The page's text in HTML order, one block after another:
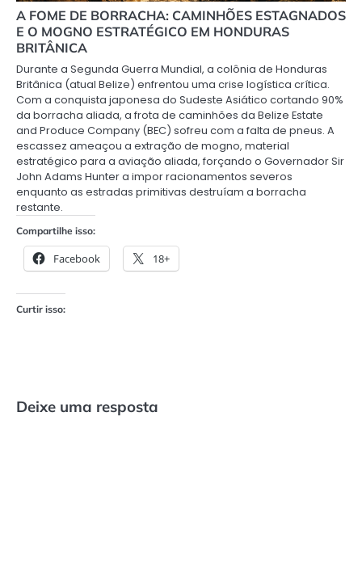
A FOME DE BORRACHA: CAMINHÕES ESTAGNADOS
E O MOGNO ESTRATÉGICO EM HONDURAS
BRITÂNICA
Durante a Segunda Guerra Mundial, a colônia de Honduras
Britânica (atual Belize) enfrentou uma crise logística crítica.
Com a conquista japonesa do Sudeste Asiático cortando 90%
da borracha aliada, a frota de caminhões da Belize Estate
and Produce Company (BEC) sofreu com a falta de pneus. A
escassez ameaçou a extração de mogno, material
estratégico para a aviação aliada, forçando o Governador Sir
John Adams Hunter a impor racionamentos severos
enquanto as estradas primitivas destruíam a borracha
restante.
Compartilhe isso:
Facebook 18+
Curtir isso:
Deixe uma resposta